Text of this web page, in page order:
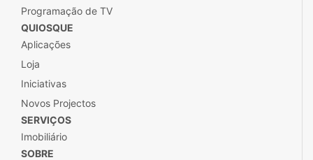
Programação de TV
QUIOSQUE
Aplicações
Loja
Iniciativas
Novos Projectos
SERVIÇOS
Imobiliário
SOBRE